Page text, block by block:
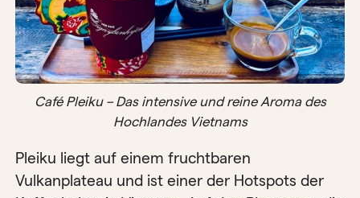
Café Pleiku – Das intensive und reine Aroma des
Hochlandes Vietnams
Pleiku liegt auf einem fruchtbaren
Vulkanplateau und ist einer der Hotspots der